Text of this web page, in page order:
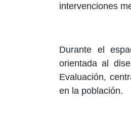
intervenciones
Durante el
orientada al
Evaluación,
en la población.